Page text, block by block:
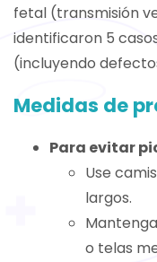
fetal (transmisión
identificaron 5
(incluyendo
Medidas de
Para evitar
Use
largos.
o telas